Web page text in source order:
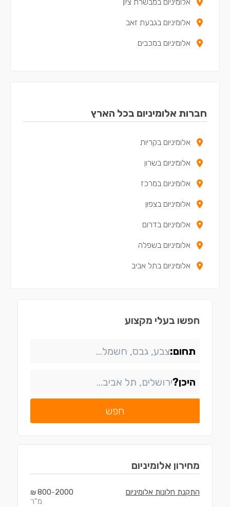
אלומיניום בגבעת זאב
אלומיניום במכבים
אלומיניום באפרתה
חברות אלומיניום בכל הארץ
אלומיניום בקריות
אלומיניום בשרון
אלומיניום במרכז
אלומיניום בצפון
אלומיניום בדרום
אלומיניום בשפלה
אלומיניום בתל אביב
חפשו בעלי מקצוע
תחום:
היכן?
חפש
מחירון אלומיניום
התקנת חלונות אלומיניום 800-2000
₪
מ"ר